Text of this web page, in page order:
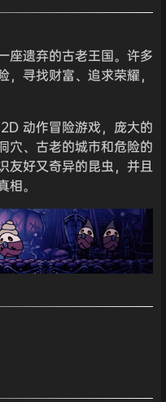
座遗弃的古老王国。许多
寻找财富、追求荣耀，
动作冒险游戏，庞大的
穴、古老的城市和危险的
友好又奇异的昆虫，并且
。